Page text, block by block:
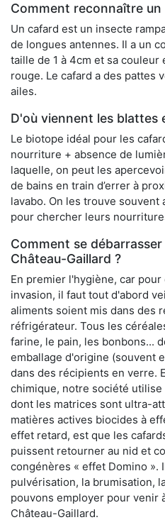
Comment reconnaître un
Un cafard est un insecte
de longues antennes. Il a un
taille de 1 à 4cm et sa
rouge. Le cafard a des pattes
ailes.
D'où viennent les blattes
Le biotope idéal pour les
nourriture + absence de
laquelle, on peut les
de bains en train d’errer à
lavabo. On les trouve souvent
pour chercher leurs
Comment se
Château-Gaillard ?
En premier l'hygiène, car
invasion, il faut tout d'abord
aliments soient mis dans des
réfrigérateur. Tous les
farine, le pain, les bonbons...
emballage d'origine (souvent
dans des récipients en verre.
chimique, notre société
dont les matrices sont ultra-
matières actives biocides à
effet retard, est que les
puissent retourner au nid et
congénères « effet Domino ».
pulvérisation, la brumisation,
pouvons employer pour venir
Château-Gaillard.